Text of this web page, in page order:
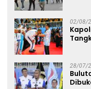
02/08/
28/07/